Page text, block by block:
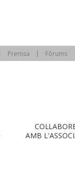
Premsa Fòrums
AMB